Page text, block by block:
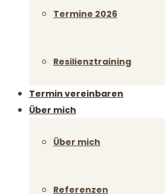
Termine 2026
Resilienztraining
Termin vereinbaren
Über mich
Über mich
Referenzen